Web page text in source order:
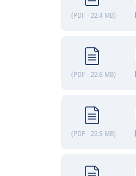
(PDF · 22.4 MB)
(PDF · 22.6 MB)
(PDF · 22.5 MB)